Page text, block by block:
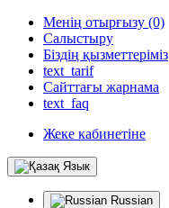
Менің отырғызу (0)
Салыстыру
Біздің қызметтеріміз
text_tarif
Сайттағы жарнама
text_faq
Жеке кабинетіне
Язык
Russian